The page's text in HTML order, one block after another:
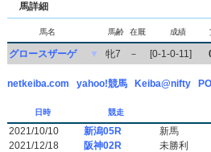
馬詳細
馬名 馬齢 在厩 成績
グロースザーゲ ▼ 牝7 － [0-1-0-11]
netkeiba.com yahoo!競馬 Keiba@nifty
日時 競走
2021/10/10 新潟05R
新馬
2021/12/18
阪神02R
未勝利